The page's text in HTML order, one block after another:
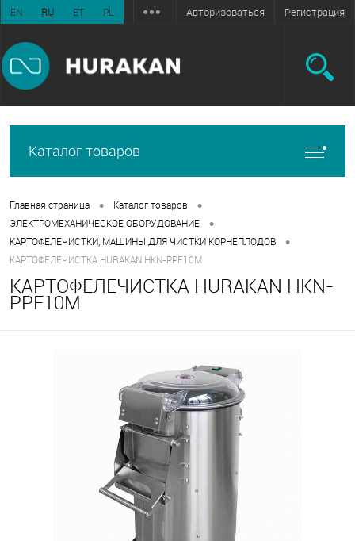
EN RU ET PL Авторизоваться Регистрация
Каталог товаров
Главная страница • Каталог товаров •
ЭЛЕКТРОМЕХАНИЧЕСКОЕ ОБОРУДОВАНИЕ •
КАРТОФЕЛЕЧИСТКИ, МАШИНЫ ДЛЯ ЧИСТКИ КОРНЕПЛОДОВ •
КАРТОФЕЛЕЧИСТКА HURAKAN HKN-PPF10M
КАРТОФЕЛЕЧИСТКА HURAKAN HKN-
PPF10M